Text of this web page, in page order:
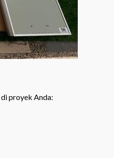
proyek Anda: